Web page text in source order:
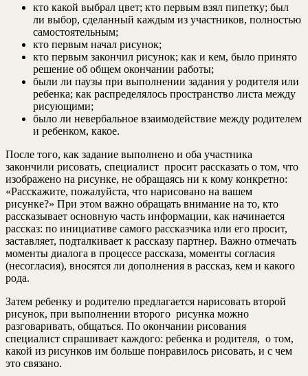
кто какой выбрал цвет; кто первым взял пипетку; был
ли выбор, сделанный каждым из участников, полностью
самостоятельным;
кто первым начал рисунок;
кто первым закончил рисунок; как и кем, было принято
решение об общем окончании работы;
были ли паузы при выполнении задания у родителя или
ребенка; как распределялось пространство листа между
рисующими;
было ли невербальное взаимодействие между родителем
и ребенком, какое.
После того, как задание выполнено и оба участника
закончили рисовать, специалист просит рассказать о том, что
изображено на рисунке, не обращаясь ни к кому конкретно:
«Расскажите, пожалуйста, что нарисовано на вашем
рисунке?» При этом важно обращать внимание на то, кто
рассказывает основную часть информации, как начинается
рассказ: по инициативе самого рассказчика или его просит,
заставляет, подталкивает к рассказу партнер. Важно отмечать
моменты диалога в процессе рассказа, моменты согласия
(несогласия), вносятся ли дополнения в рассказ, кем и какого
рода.
Затем ребенку и родителю предлагается нарисовать второй
рисунок, при выполнении второго рисунка можно
разговаривать, общаться. По окончании рисования
специалист спрашивает каждого: ребенка и родителя, о том,
какой из рисунков им больше понравилось рисовать, и с чем
это связано.